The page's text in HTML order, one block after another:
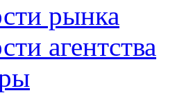
рынка
агентства